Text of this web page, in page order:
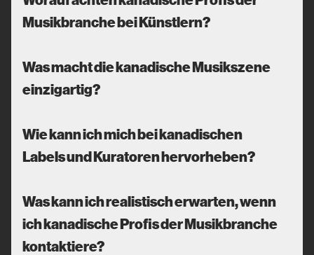
Musikbranche bei Künstlern?
Was macht die kanadische Musikszene
einzigartig?
Wie kann ich mich bei kanadischen
Labels und Kuratoren hervorheben?
Was kann ich realistisch erwarten, wenn
ich kanadische Profis der Musikbranche
kontaktiere?